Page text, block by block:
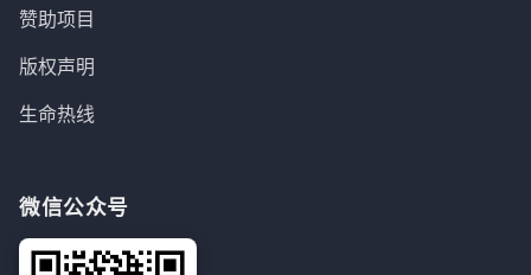
赞助项目
版权声明
生命热线
微信公众号